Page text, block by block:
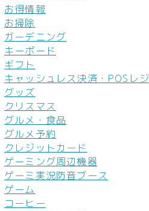
お得情報
お掃除
ガーデニング
キーボード
ギフト
キャッシュレス決済・POSレジ
グッズ
クリスマス
グルメ・食品
グルメ予約
クレジットカード
ゲーミング周辺機器
ゲーミ実況防音ブース
ゲーム
コーヒー